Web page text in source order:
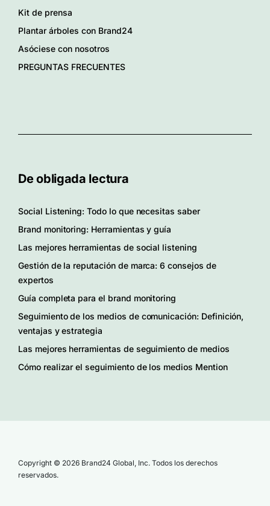
Kit de prensa
Plantar árboles con Brand24
Asóciese con nosotros
PREGUNTAS FRECUENTES
De obligada lectura
Social Listening: Todo lo que necesitas saber
Brand monitoring: Herramientas y guía
Las mejores herramientas de social listening
Gestión de la reputación de marca: 6 consejos de
expertos
Guía completa para el brand monitoring
Seguimiento de los medios de comunicación: Definición,
ventajas y estrategia
Las mejores herramientas de seguimiento de medios
Cómo realizar el seguimiento de los medios Mention
Copyright © 2026 Brand24 Global, Inc. Todos los derechos
reservados.